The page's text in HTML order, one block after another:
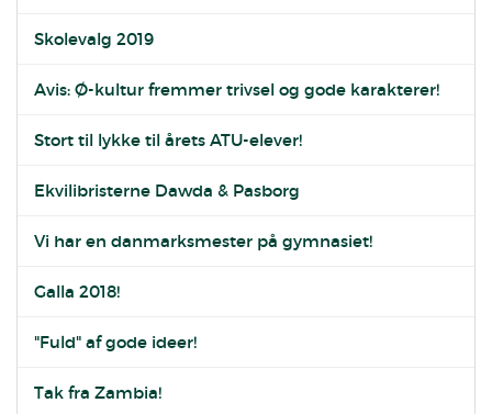
Skolevalg 2019
Avis: Ø-kultur fremmer trivsel og gode karakterer!
Stort til lykke til årets ATU-elever!
Ekvilibristerne Dawda & Pasborg
Vi har en danmarksmester på gymnasiet!
Galla 2018!
"Fuld" af gode ideer!
Tak fra Zambia!